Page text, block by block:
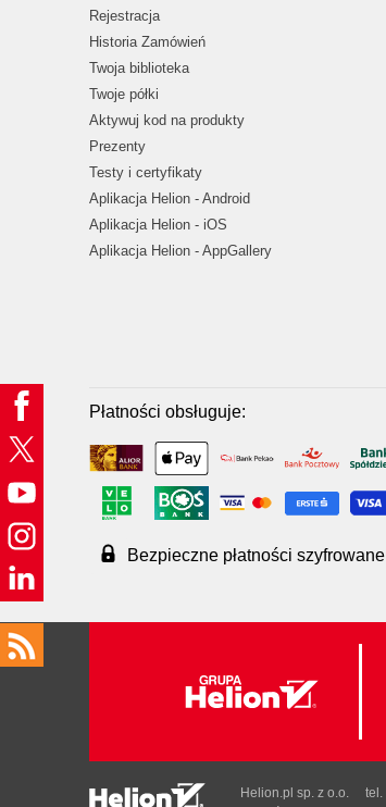
Rejestracja
Historia Zamówień
Twoja biblioteka
Twoje półki
Aktywuj kod na produkty
Prezenty
Testy i certyfikaty
Aplikacja Helion - Android
Aplikacja Helion - iOS
Aplikacja Helion - AppGallery
Płatności obsługuje:
Bezpieczne płatności
Helion.pl sp. z o.o.
tel.